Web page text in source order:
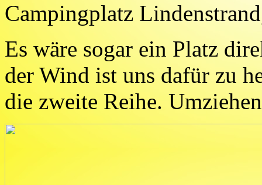
Campingplatz
Es wäre sogar ein Platz
der Wind ist uns dafür zu
die zweite Reihe.